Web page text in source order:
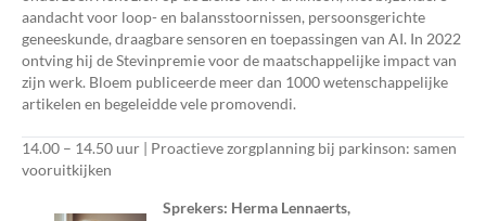
aandacht voor loop- en balansstoornissen, persoonsgerichte
geneeskunde, draagbare sensoren en toepassingen van AI. In 2022
ontving hij de Stevinpremie voor de maatschappelijke impact van
zijn werk. Bloem publiceerde meer dan 1000 wetenschappelijke
artikelen en begeleidde vele promovendi.
14.00 – 14.50 uur | Proactieve zorgplanning bij parkinson: samen
vooruitkijken
Sprekers: Herma Lennaerts,